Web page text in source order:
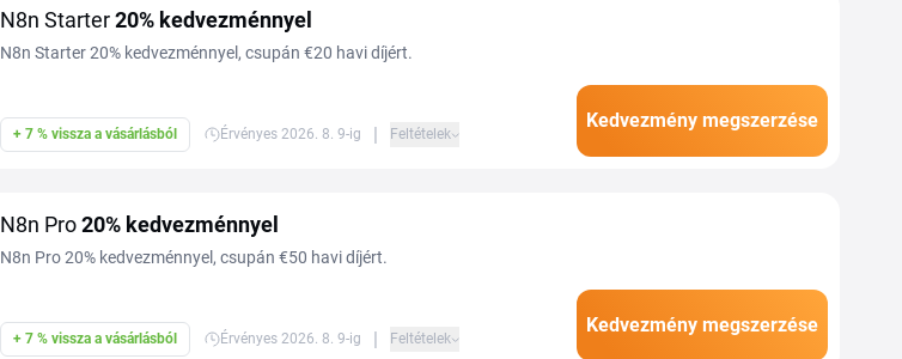
N8n Starter20% kedvezménnyel
N8n Starter 20% kedvezménnyel, csupán €20 havi díjért.
+ 7 % vissza a vásárlásból Érvényes 2026. 8. 9-ig | Feltételek
Kedvezmény megszerzése
N8n Pro20% kedvezménnyel
N8n Pro 20% kedvezménnyel, csupán €50 havi díjért.
+ 7 % vissza a vásárlásból Érvényes 2026. 8. 9-ig | Feltételek
Kedvezmény megszerzése